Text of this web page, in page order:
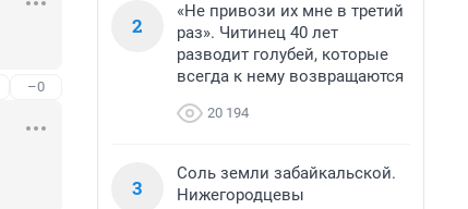
–0
2
«Не привози их мне в третий
раз». Читинец 40 лет
разводит голубей, которые
всегда к нему возвращаются
20 194
3
Соль земли забайкальской.
Нижегородцевы